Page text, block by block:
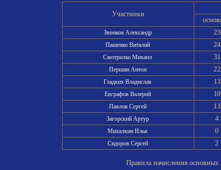
Участники
Звонков Александр 23
Пашенко Виталий 24
Смотрилко Михаил 31
Першин Антон 22
Гладких Владислав 13
Евграфов Валерий 10
Павлов Сергей 13
Загорский Артур 4
Михалкин Илья 0
Сидоров Сергей 2
Правила начисления